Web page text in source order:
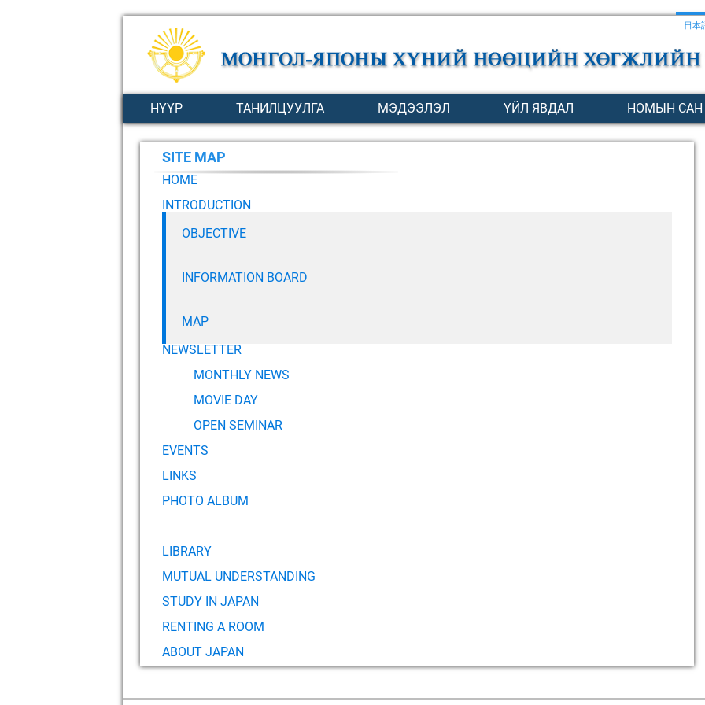
日本
НҮҮР ТАНИЛЦУУЛГА МЭДЭЭЛЭЛ ҮЙЛ ЯВДАЛ НОМЫН САН
SITE MAP
HOME
INTRODUCTION
OBJECTIVE
INFORMATION BOARD
MAP
NEWSLETTER
MONTHLY NEWS
MOVIE DAY
OPEN SEMINAR
EVENTS
LINKS
PHOTO ALBUM
LIBRARY
MUTUAL UNDERSTANDING
STUDY IN JAPAN
RENTING A ROOM
ABOUT JAPAN